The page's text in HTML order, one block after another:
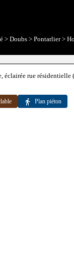
> Doubs > Pontarlier>
éclairée rue
Plan piéton